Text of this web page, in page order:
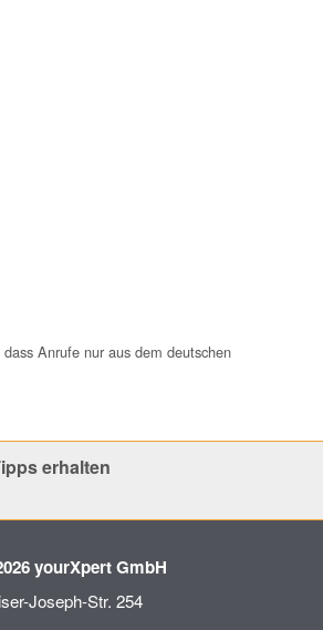
Anrufe nur aus dem deutschen
erhalten
yourXpert GmbH
Joseph-Str. 254